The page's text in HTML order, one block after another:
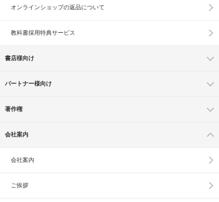
オンラインショップの返品について
教科書採用特典サービス
書店様向け
パートナー様向け
著作権
会社案内
会社案内
ご挨拶